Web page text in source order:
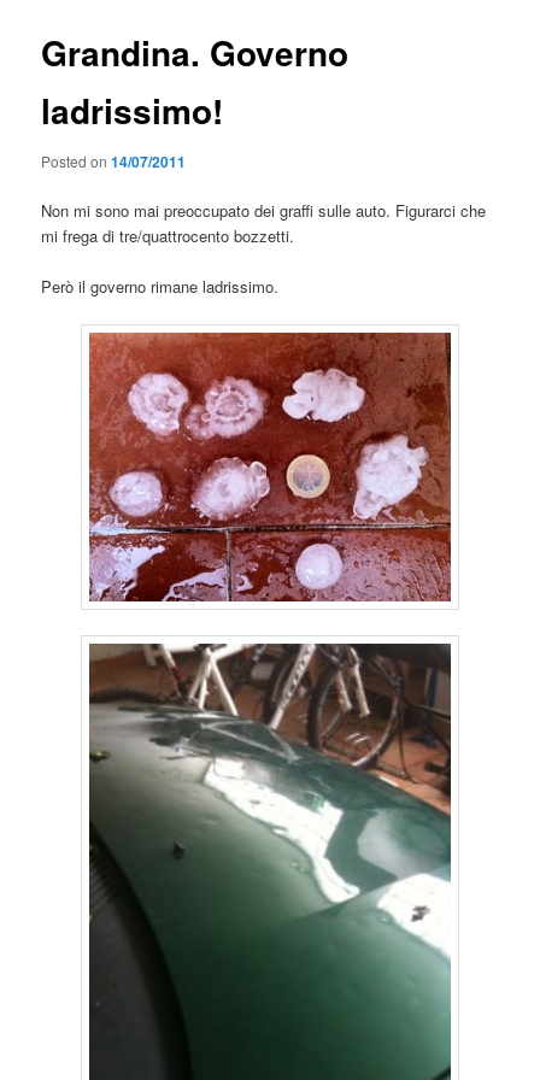
Grandina. Governo
ladrissimo!
Posted on14/07/2011
Non mi sono mai preoccupato dei graffi sulle auto. Figurarci che
mi frega di tre/quattrocento bozzetti.
Però il governo rimane ladrissimo.